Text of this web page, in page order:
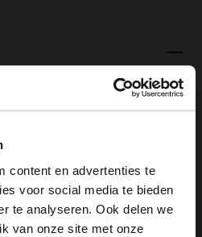
content en advertenties te
voor social media te bieden
te analyseren. Ook delen we
van onze site met onze
van 2 cm. We
en bescherming
in transparant.
×
in English?